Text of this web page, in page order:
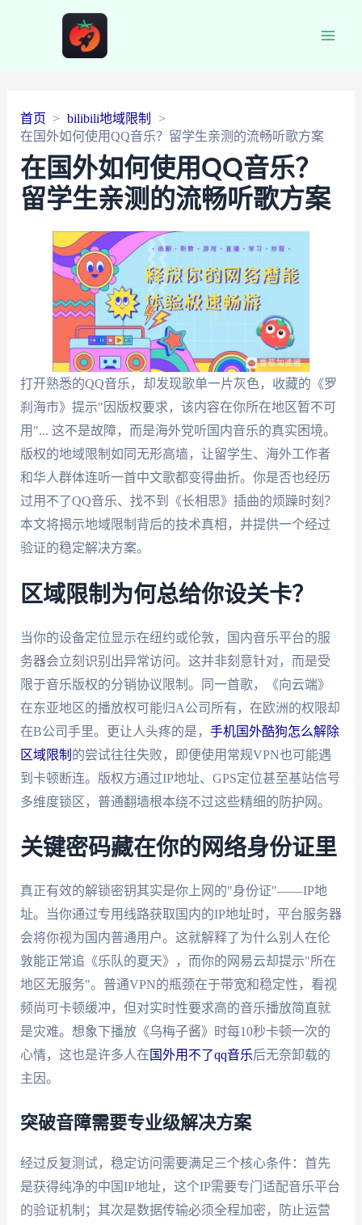
首页
bilibili地域限制
在国外如何使用QQ音乐？留学生亲测的流畅听歌方案
在国外如何使用QQ音乐？
留学生亲测的流畅听歌方案
打开熟悉的QQ音乐，却发现歌单一片灰色，收藏的《罗
刹海市》提示"因版权要求，该内容在你所在地区暂不可
用"... 这不是故障，而是海外党听国内音乐的真实困境。
版权的地域限制如同无形高墙，让留学生、海外工作者
和华人群体连听一首中文歌都变得曲折。你是否也经历
过用不了QQ音乐、找不到《长相思》插曲的烦躁时刻？
本文将揭示地域限制背后的技术真相，并提供一个经过
验证的稳定解决方案。
区域限制为何总给你设关卡？
当你的设备定位显示在纽约或伦敦，国内音乐平台的服
务器会立刻识别出异常访问。这并非刻意针对，而是受
限于音乐版权的分销协议限制。同一首歌，《向云端》
在东亚地区的播放权可能归A公司所有，在欧洲的权限却
在B公司手里。更让人头疼的是， 手机国外酷狗怎么解除
区域限制 的尝试往往失败，即便使用常规VPN也可能遇
到卡顿断连。版权方通过IP地址、GPS定位甚至基站信号
多维度锁区，普通翻墙根本绕不过这些精细的防护网。
关键密码藏在你的网络身份证里
真正有效的解锁密钥其实是你上网的"身份证"——IP地
址。当你通过专用线路获取国内的IP地址时，平台服务器
会将你视为国内普通用户。这就解释了为什么别人在伦
敦能正常追《乐队的夏天》，而你的网易云却提示"所在
地区无服务"。普通VPN的瓶颈在于带宽和稳定性，看视
频尚可卡顿缓冲，但对实时性要求高的音乐播放简直就
是灾难。想象下播放《乌梅子酱》时每10秒卡顿一次的
心情，这也是许多人在 国外用不了qq音乐后无奈卸载的
主因。
突破音障需要专业级解决方案
经过反复测试，稳定访问需要满足三个核心条件：首先
是获得纯净的中国IP地址，这个IP需要专门适配音乐平台
的验证机制；其次是数据传输必须全程加密，防止运营